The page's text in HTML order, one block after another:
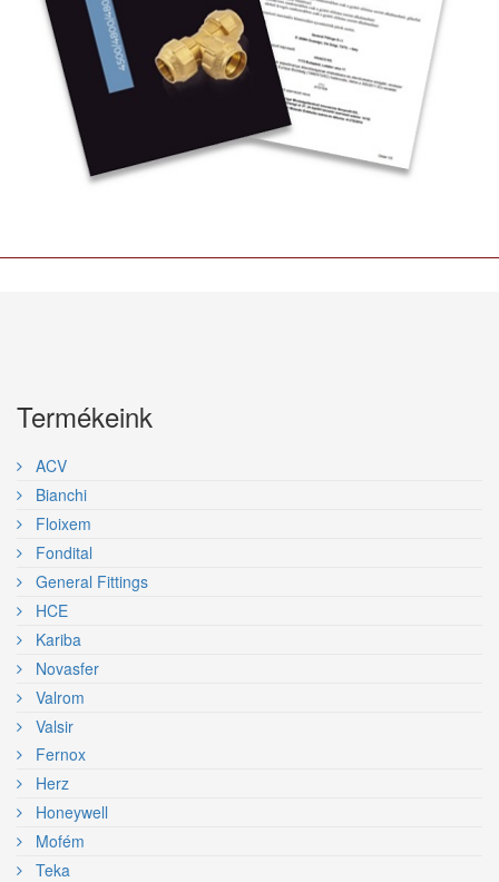
Termékeink
ACV
Bianchi
Floixem
Fondital
General Fittings
HCE
Kariba
Novasfer
Valrom
Valsir
Fernox
Herz
Honeywell
Mofém
Teka